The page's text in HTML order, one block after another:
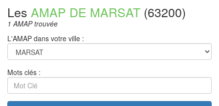
Les AMAP DE MARSAT (63200)
1 AMAP trouvée
L'AMAP dans votre ville :
Mots clés :